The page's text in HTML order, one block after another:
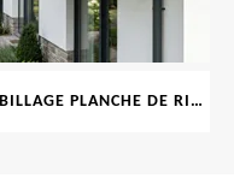
HABILLAGE PLANCHE DE RIVE 69